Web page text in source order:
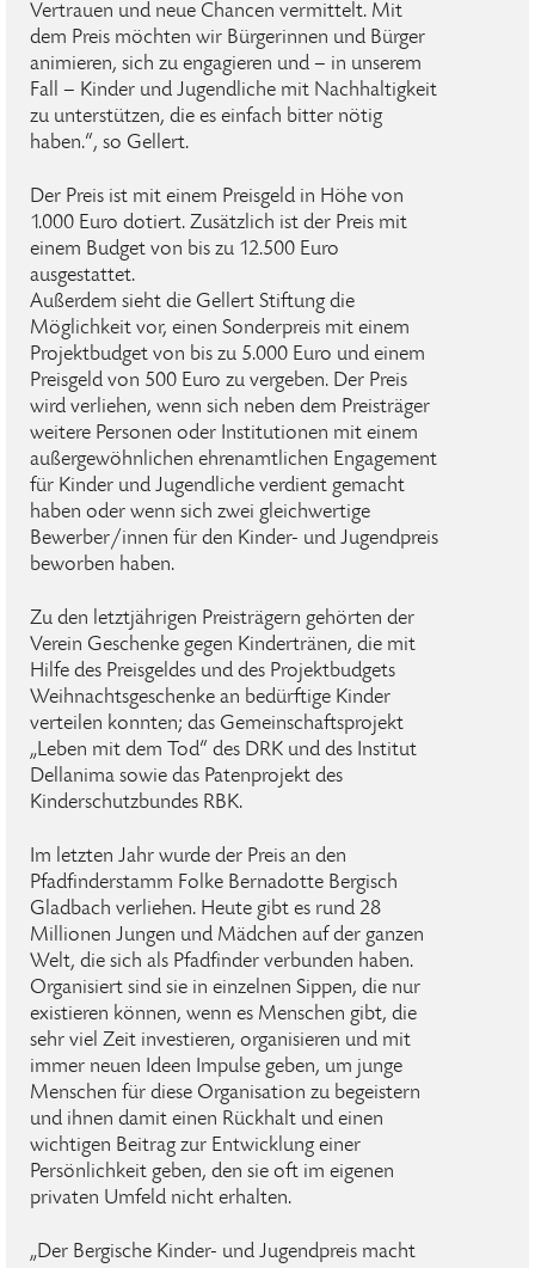
Vertrauen und neue Chancen vermittelt. Mit
dem Preis möchten wir Bürgerinnen und Bürger
animieren, sich zu engagieren und – in unserem
Fall – Kinder und Jugendliche mit Nachhaltigkeit
zu unterstützen, die es einfach bitter nötig
haben.“, so Gellert.
Der Preis ist mit einem Preisgeld in Höhe von
1.000 Euro dotiert. Zusätzlich ist der Preis mit
einem Budget von bis zu 12.500 Euro
ausgestattet.
Außerdem sieht die Gellert Stiftung die
Möglichkeit vor, einen Sonderpreis mit einem
Projektbudget von bis zu 5.000 Euro und einem
Preisgeld von 500 Euro zu vergeben. Der Preis
wird verliehen, wenn sich neben dem Preisträger
weitere Personen oder Institutionen mit einem
außergewöhnlichen ehrenamtlichen Engagement
für Kinder und Jugendliche verdient gemacht
haben oder wenn sich zwei gleichwertige
Bewerber/innen für den Kinder- und Jugendpreis
beworben haben.
Zu den letztjährigen Preisträgern gehörten der
Verein Geschenke gegen Kindertränen, die mit
Hilfe des Preisgeldes und des Projektbudgets
Weihnachtsgeschenke an bedürftige Kinder
verteilen konnten; das Gemeinschaftsprojekt
„Leben mit dem Tod“ des DRK und des Institut
Dellanima sowie das Patenprojekt des
Kinderschutzbundes RBK.
Im letzten Jahr wurde der Preis an den
Pfadfinderstamm Folke Bernadotte Bergisch
Gladbach verliehen. Heute gibt es rund 28
Millionen Jungen und Mädchen auf der ganzen
Welt, die sich als Pfadfinder verbunden haben.
Organisiert sind sie in einzelnen Sippen, die nur
existieren können, wenn es Menschen gibt, die
sehr viel Zeit investieren, organisieren und mit
immer neuen Ideen Impulse geben, um junge
Menschen für diese Organisation zu begeistern
und ihnen damit einen Rückhalt und einen
wichtigen Beitrag zur Entwicklung einer
Persönlichkeit geben, den sie oft im eigenen
privaten Umfeld nicht erhalten.
„Der Bergische Kinder- und Jugendpreis macht